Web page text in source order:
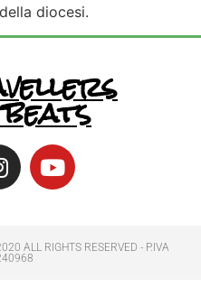
diocesi.
ALL RIGHTS RESERVED​ - P.IVA